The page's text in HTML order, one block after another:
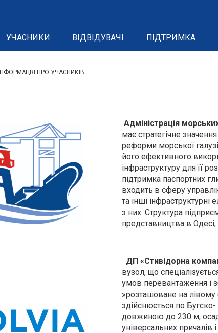
УЧАСНИКИ ВІДВІДУВАЧІ ПІДТРИМКА
ІНФОРМАЦІЯ ПРО УЧАСНИКІВ
Адміністрація
має стратегічне
реформи морської
його ефективного
інфраструктуру для її
підтримка паспортних
входить в сферу
та інші
з них. Структура
представництва в
ДП «Стивідорна
вузол, що
умов перевантаження і
»розташоване на
здійснюється по
довжиною до 230 м,
універсальних